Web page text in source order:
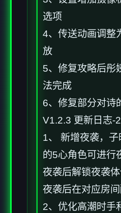
选项
4、传送动画调整
放
5、修复攻略后彤
法完成
6、修复部分对诗
V1.2.3 更新日志-
1、 新增夜袭，
的5心角色可进行
夜袭后解锁夜袭
夜袭后在对应房
2、优化高潮时手